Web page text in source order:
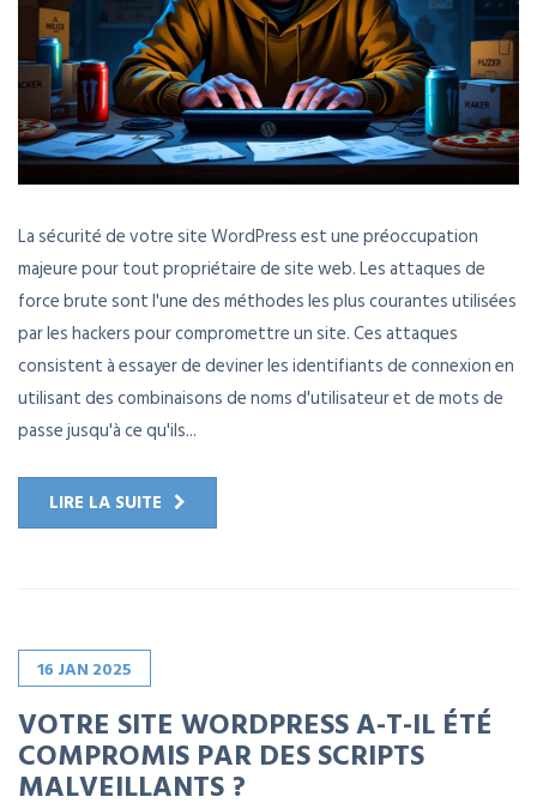
La sécurité de votre site WordPress est une préoccupation
majeure pour tout propriétaire de site web. Les attaques de
force brute sont l'une des méthodes les plus courantes utilisées
par les hackers pour compromettre un site. Ces attaques
consistent à essayer de deviner les identifiants de connexion en
utilisant des combinaisons de noms d'utilisateur et de mots de
passe jusqu'à ce qu'ils...
LIRE LA SUITE
16 JAN 2025
VOTRE SITE WORDPRESS A-T-IL ÉTÉ
COMPROMIS PAR DES SCRIPTS
MALVEILLANTS ?